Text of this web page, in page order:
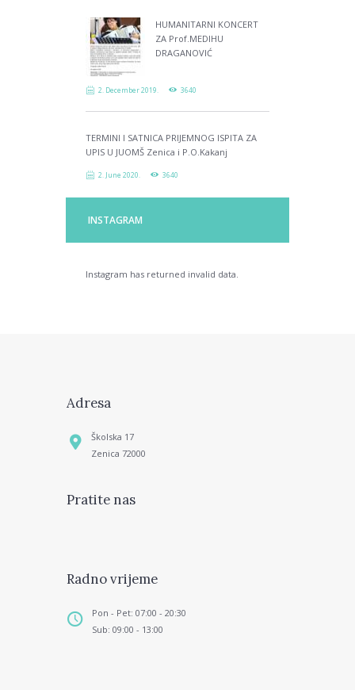
HUMANITARNI KONCERT
ZA Prof.MEDIHU
DRAGANOVIĆ
2. December 2019. 3640
TERMINI I SATNICA PRIJEMNOG ISPITA ZA
UPIS U JUOMŠ Zenica i P.O.Kakanj
2. June 2020. 3640
INSTAGRAM
Instagram has returned invalid data.
Adresa
Školska 17
Zenica 72000
Pratite nas
Radno vrijeme
Pon - Pet: 07:00 - 20:30
Sub: 09:00 - 13:00